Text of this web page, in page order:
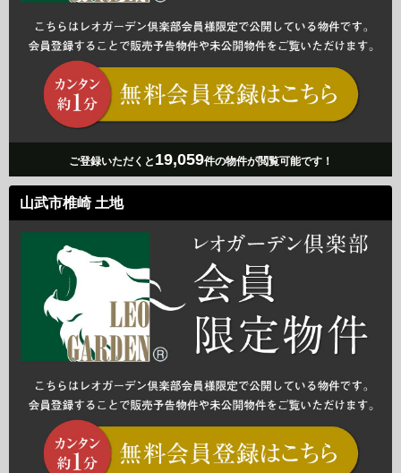
ご登録いただくと 19,059件の物件が閲覧可能です！
山武市椎崎 土地